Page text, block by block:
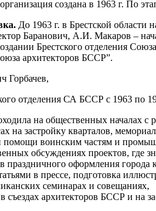
создана в 1963 г. По
До 1963 г. в Брестской
Баранович, А.И. Макаров –
Брестского отделения
архитекторов БССР”.
Горбачев,
отделения СА БССР с 1963 по
на общественных началах
на застройку кварталов,
воинским частям и
обсуждениях проектов, где
праздничного оформления
в прессе, подготовка
семинарах и совещаниях,
съездах архитекторов БССР и на